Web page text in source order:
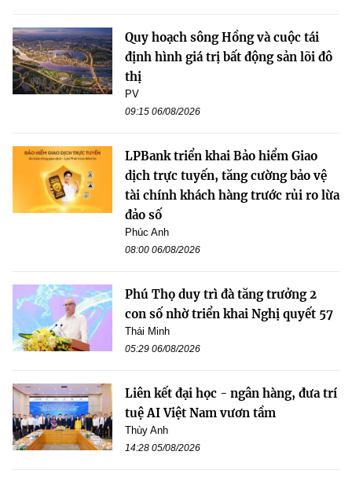
Quy hoạch sông Hồng và cuộc tái
định hình giá trị bất động sản lõi đô
thị
PV
09:15 06/08/2026
LPBank triển khai Bảo hiểm Giao
dịch trực tuyến, tăng cường bảo vệ
tài chính khách hàng trước rủi ro lừa
đảo số
Phúc Anh
08:00 06/08/2026
Phú Thọ duy trì đà tăng trưởng 2
con số nhờ triển khai Nghị quyết 57
Thái Minh
05:29 06/08/2026
Liên kết đại học - ngân hàng, đưa trí
tuệ AI Việt Nam vươn tầm
Thùy Anh
14:28 05/08/2026